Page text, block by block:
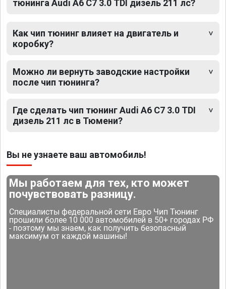
тюнинга Audi A6 C7 3.0 TDI дизель 211 лс?
Как чип тюнинг влияет на двигатель и
коробку?
Можно ли вернуть заводские настройки
после чип тюнинга?
Где сделать чип тюнинг Audi A6 C7 3.0 TDI
дизель 211 лс в Тюмени?
Вы не узнаете ваш автомобиль!
Мы работаем для тех, кто может
почувствовать разницу.
Специалисты федеральной сети Евро Чип Тюнинг
прошили более 10 000 автомобилей в 50+ городах РФ
- поэтому мы знаем, как получить безопасный
максимум от каждой машины!